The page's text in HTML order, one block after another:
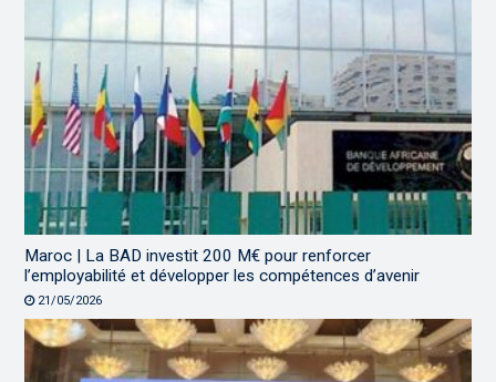
Maroc | La BAD investit 200 M€ pour renforcer
l’employabilité et développer les compétences d’avenir
21/05/2026